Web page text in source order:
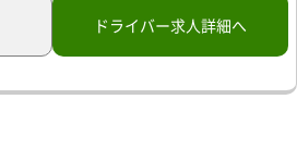
ドライバー求人詳細へ